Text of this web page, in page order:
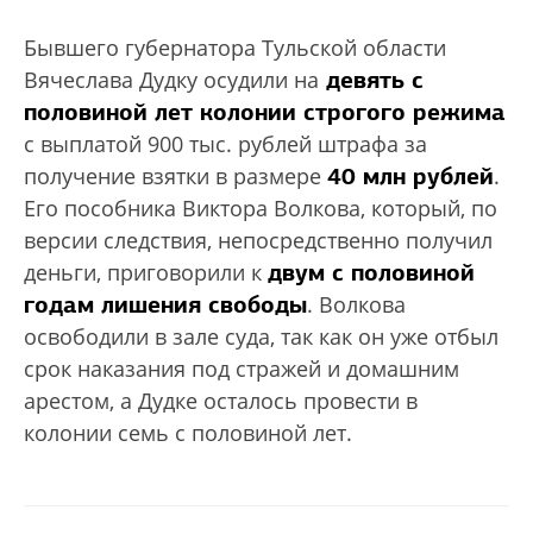
Бывшего губернатора Тульской области
Вячеслава Дудку осудили на девять с
половиной лет колонии строгого режима
с выплатой 900 тыс. рублей штрафа за
получение взятки в размере 40 млн рублей.
Его пособника Виктора Волкова, который, по
версии следствия, непосредственно получил
деньги, приговорили к двум с половиной
годам лишения свободы. Волкова
освободили в зале суда, так как он уже отбыл
срок наказания под стражей и домашним
арестом, а Дудке осталось провести в
колонии семь с половиной лет.